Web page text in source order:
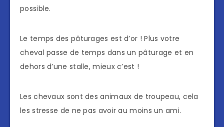
possible.
Le temps des pâturages est d’or ! Plus votre
cheval passe de temps dans un pâturage et en
dehors d’une stalle, mieux c’est !
Les chevaux sont des animaux de troupeau, cela
les stresse de ne pas avoir au moins un ami.